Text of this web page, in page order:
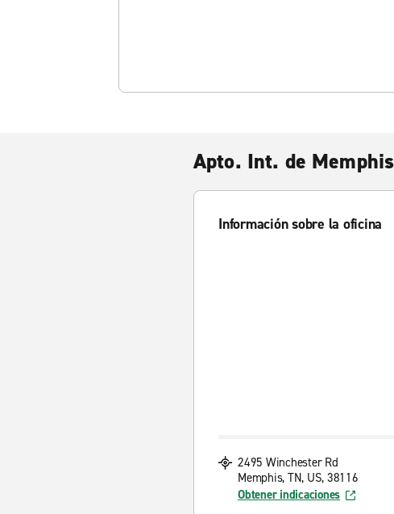
Apto. Int. de
Información sobre la oficina
2495 Winchester Rd
Memphis, TN, US, 38116
Obtener indicaciones